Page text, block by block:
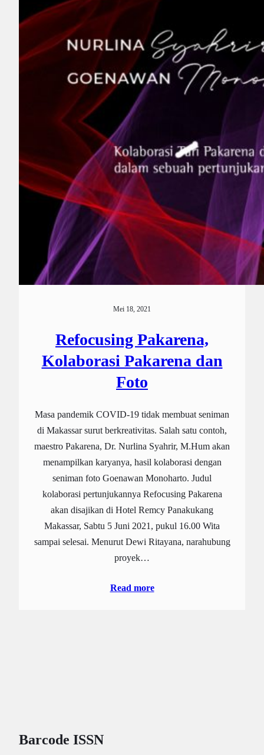
Mei 18, 2021
Refocusing Pakarena,
Kolaborasi Pakarena dan
Foto
Masa pandemik COVID-19 tidak membuat seniman
di Makassar surut berkreativitas. Salah satu contoh,
maestro Pakarena, Dr. Nurlina Syahrir, M.Hum akan
menampilkan karyanya, hasil kolaborasi dengan
seniman foto Goenawan Monoharto. Judul
kolaborasi pertunjukannya Refocusing Pakarena
akan disajikan di Hotel Remcy Panakukang
Makassar, Sabtu 5 Juni 2021, pukul 16.00 Wita
sampai selesai. Menurut Dewi Ritayana, narahubung
proyek…
Read more
Barcode ISSN